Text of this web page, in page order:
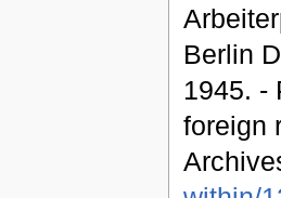
Berlin
1945. -
foreign